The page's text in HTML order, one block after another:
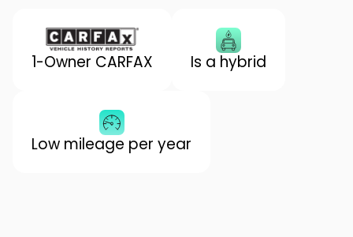
1-Owner CARFAX Is a hybrid
Low mileage per year